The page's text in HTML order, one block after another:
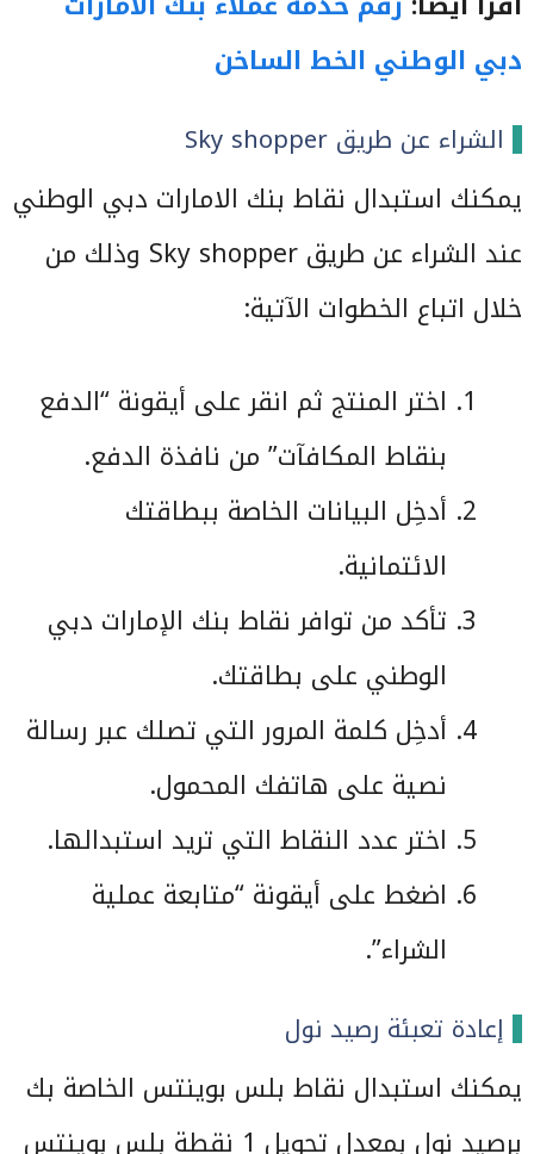
دبي الوطني الخط الساخن
الشراء عن طريق Sky shopper
يمكنك استبدال نقاط بنك الامارات دبي الوطني
عند الشراء عن طريق Sky shopper وذلك من
خلال اتباع الخطوات الآتية:
اختر المنتج ثم انقر على أيقونة “الدفع
بنقاط المكافآت” من نافذة الدفع.
أدخِل البيانات الخاصة ببطاقتك
الائتمانية.
تأكد من توافر نقاط بنك الإمارات دبي
الوطني على بطاقتك.
أدخِل كلمة المرور التي تصلك عبر رسالة
نصية على هاتفك المحمول.
اختر عدد النقاط التي تريد استبدالها.
اضغط على أيقونة “متابعة عملية
الشراء”.
إعادة تعبئة رصيد نول
يمكنك استبدال نقاط بلس بوينتس الخاصة بك
برصيد نول بمعدل تحويل 1 نقطة بلس بوينتس